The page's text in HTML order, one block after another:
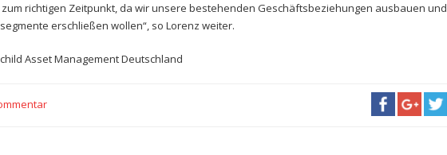
richtigen Zeitpunkt, da wir unsere bestehenden Geschäftsbeziehungen ausbauen und
erschließen wollen“, so Lorenz weiter.
Asset Management Deutschland